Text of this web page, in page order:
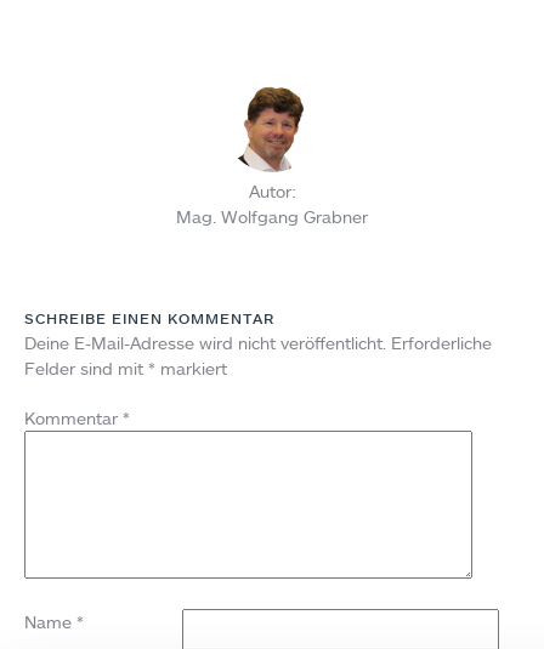
Autor:
Mag. Wolfgang Grabner
SCHREIBE EINEN KOMMENTAR
Deine E-Mail-Adresse wird nicht veröffentlicht. Erforderliche
Felder sind mit * markiert
Kommentar *
Name *